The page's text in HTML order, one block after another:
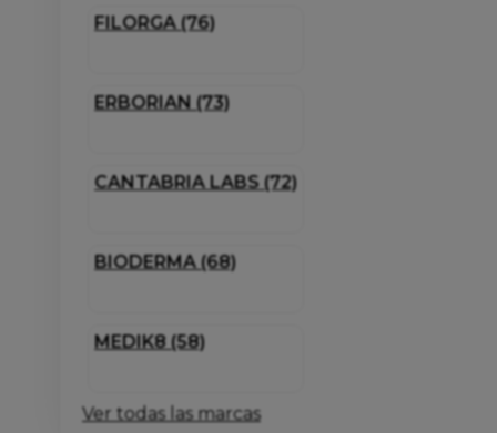
FILORGA (76)
ERBORIAN (73)
CANTABRIA LABS (72)
BIODERMA (68)
MEDIK8 (58)
Ver todas las marcas